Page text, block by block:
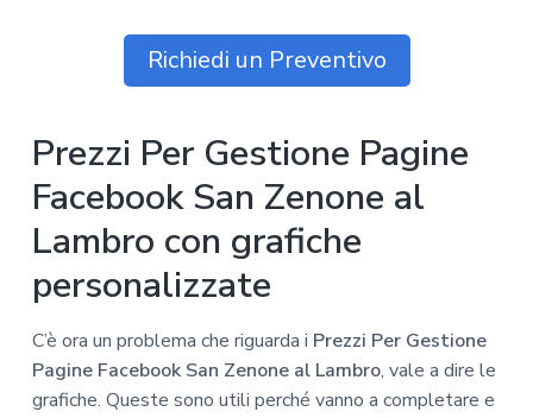
Richiedi un Preventivo
Prezzi Per Gestione Pagine
Facebook San Zenone al
Lambro con grafiche
personalizzate
C’è ora un problema che riguarda i Prezzi Per Gestione
Pagine Facebook San Zenone al Lambro, vale a dire le
grafiche. Queste sono utili perché vanno a completare e